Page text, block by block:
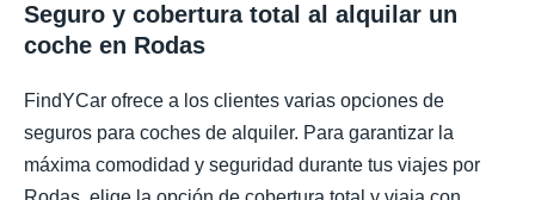
Seguro y cobertura total al alquilar un
coche en Rodas
FindYCar ofrece a los clientes varias opciones de
seguros para coches de alquiler. Para garantizar la
máxima comodidad y seguridad durante tus viajes por